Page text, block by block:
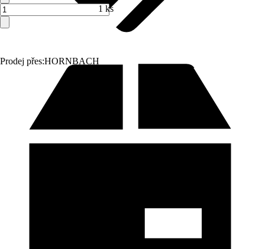
Prodej přes:HORNBACH
1 ks